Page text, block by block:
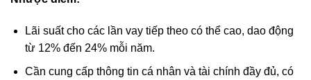
Lãi suất cho các lần vay tiếp theo có thể cao, dao động
từ 12% đến 24% mỗi năm.
Cần cung cấp thông tin cá nhân và tài chính đầy đủ, có